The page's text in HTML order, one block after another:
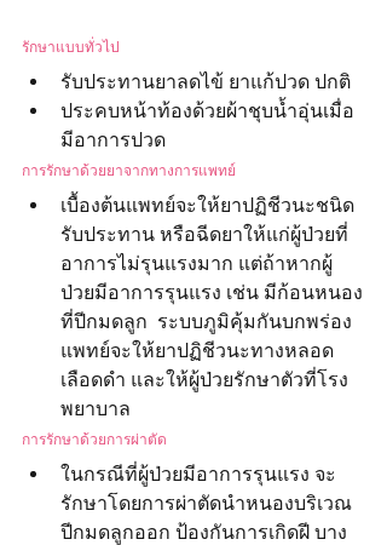
รักษาแบบทั่วไป
รับประทานยาลดไข้ ยาแก้ปวด ปกติ
ประคบหน้าท้องด้วยผ้าชุบน้ำอุ่นเมื่อ
มีอาการปวด
การรักษาด้วยยาจากทางการแพทย์
เบื้องต้นแพทย์จะให้ยาปฏิชีวนะชนิด
รับประทาน หรือฉีดยาให้แก่ผู้ป่วยที่
อาการไม่รุนแรงมาก แต่ถ้าหากผู้
ป่วยมีอาการรุนแรง เช่น มีก้อนหนอง
ที่ปีกมดลูก  ระบบภูมิคุ้มกันบกพร่อง
แพทย์จะให้ยาปฏิชีวนะทางหลอด
เลือดดำ และให้ผู้ป่วยรักษาตัวที่โรง
พยาบาล
การรักษาด้วยการผ่าตัด
ในกรณีที่ผู้ป่วยมีอาการรุนแรง จะ
รักษาโดยการผ่าตัดนำหนองบริเวณ
ปีกมดลูกออก ป้องกันการเกิดฝี บาง